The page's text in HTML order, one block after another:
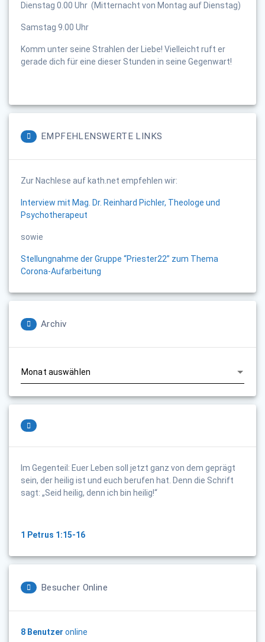
Dienstag 0.00 Uhr (Mitternacht von Montag auf Dienstag)
Samstag 9.00 Uhr
Komm unter seine Strahlen der Liebe! Vielleicht ruft er
gerade dich für eine dieser Stunden in seine Gegenwart!
EMPFEHLENSWERTE LINKS
Zur Nachlese auf kath.net empfehlen wir:
Interview mit Mag. Dr. Reinhard Pichler, Theologe und
Psychotherapeut
sowie
Stellungnahme der Gruppe “Priester22” zum Thema
Corona-Aufarbeitung
Archiv
Im Gegenteil: Euer Leben soll jetzt ganz von dem geprägt
sein, der heilig ist und euch berufen hat. Denn die Schrift
sagt: „Seid heilig, denn ich bin heilig!“
1 Petrus 1:15-16
Besucher Online
8 Benutzer online